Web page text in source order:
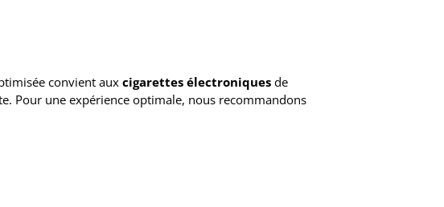
convient auxcigarettes électroniques de
Pour une expérience optimale, nous recommandons